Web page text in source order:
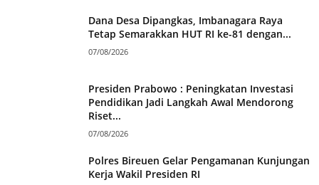
Dana Desa Dipangkas, Imbanagara Raya
Tetap Semarakkan HUT RI ke-81 dengan...
07/08/2026
Presiden Prabowo : Peningkatan Investasi
Pendidikan Jadi Langkah Awal Mendorong
Riset...
07/08/2026
Polres Bireuen Gelar Pengamanan Kunjungan
Kerja Wakil Presiden RI